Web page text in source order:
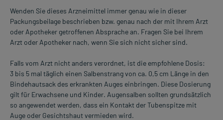
Wenden Sie dieses Arzneimittel immer genau wie in dieser
Packungsbeilage beschrieben bzw. genau nach der mit Ihrem Arzt
oder Apotheker getroffenen Absprache an. Fragen Sie bei Ihrem
Arzt oder Apotheker nach, wenn Sie sich nicht sicher sind.
Falls vom Arzt nicht anders verordnet, ist die empfohlene Dosis:
3 bis 5 mal täglich einen Salbenstrang von ca. 0,5 cm Länge in den
Bindehautsack des erkrankten Auges einbringen. Diese Dosierung
gilt für Erwachsene und Kinder. Augensalben sollten grundsätzlich
so angewendet werden, dass ein Kontakt der Tubenspitze mit
Auge oder Gesichtshaut vermieden wird.